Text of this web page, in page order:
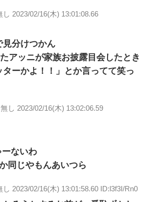
2023/02/16(木) 13:01:08.66
見分けつかん
アッニが家族お披露目会したとき
ーかよ！！」とか言ってて笑っ
し
2023/02/16(木) 13:02:06.59
ないわ
同じやもんあいつら
2023/02/16(木) 13:01:58.60 ID:l3f3I/Rn0